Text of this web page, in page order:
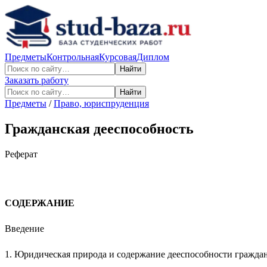
ПредметыКонтрольнаяКурсоваяДиплом
Найти
Заказать работу
Найти
Предметы /Право, юриспруденция
Гражданская дееспособность
Реферат
СОДЕРЖАНИЕ
Введение
1. Юридическая природа и содержание дееспособности